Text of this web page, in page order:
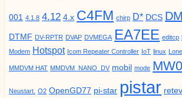
001 4.1.8 4.12 4.x C4FM chirp D* DCS
DTMF DV-RPTR DVAP DVMEGA EA7EE editcp
Modem Hotspot Icom Repeater Controller IoT linux
MMDVM HAT MMDVM_NANO_DV mobil mode
Neustart. O2 OpenGD77 pi-star pistar